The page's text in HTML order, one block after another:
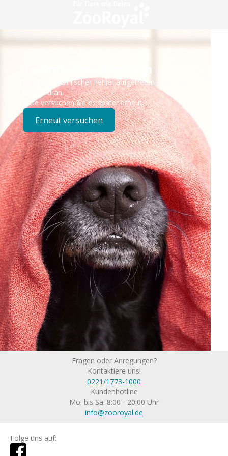
Technisches Problem
Es ist ein technischer Fehler aufgetreten – wir sind
bereits dran.
Bitte versuchen Sie es später erneut.
Erneut versuchen
Fragen oder Anregungen?
Kontaktiere uns!
0221/1773-1000
Kundenhotline
Mo. bis Sa. 8:00 - 20:00 Uhr
info@zooroyal.de
Folge uns auf: